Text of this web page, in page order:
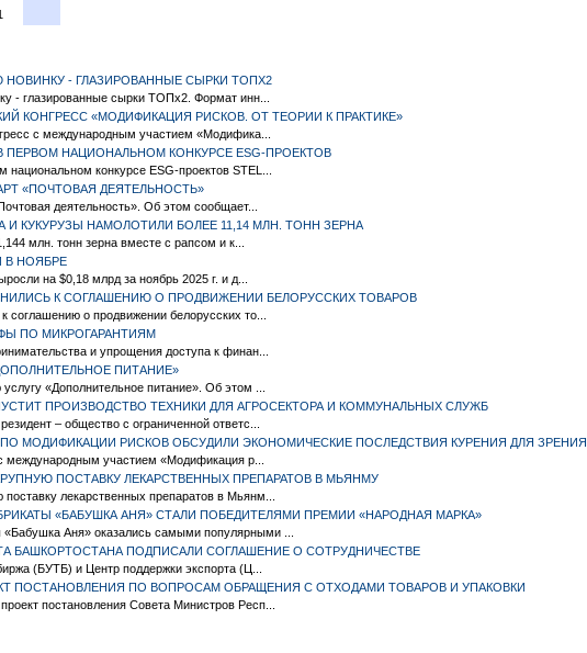
- ГЛАЗИРОВАННЫЕ СЫРКИ ТОПX2
- глазированные сырки ТОПx2. Формат инн...
КОНГРЕСС «МОДИФИКАЦИЯ РИСКОВ. ОТ ТЕОРИИ К ПРАКТИКЕ»
с международным участием «Модифика...
ПЕРВОМ НАЦИОНАЛЬНОМ КОНКУРСЕ ESG-ПРОЕКТОВ
конкурсе ESG-проектов STEL...
«ПОЧТОВАЯ ДЕЯТЕЛЬНОСТЬ»
деятельность». Об этом сообщает...
И КУКУРУЗЫ НАМОЛОТИЛИ БОЛЕЕ 11,14 МЛН. ТОНН ЗЕРНА
млн. тонн зерна вместе с рапсом и к...
В НОЯБРЕ
на $0,18 млрд за ноябрь 2025 г. и д...
К СОГЛАШЕНИЮ О ПРОДВИЖЕНИИ БЕЛОРУССКИХ ТОВАРОВ
соглашению о продвижении белорусских то...
ПО МИКРОГАРАНТИЯМ
и упрощения доступа к финан...
ПИТАНИЕ»
«Дополнительное питание». Об этом ...
ПРОИЗВОДСТВО ТЕХНИКИ ДЛЯ АГРОСЕКТОРА И КОММУНАЛЬНЫХ СЛУЖБ
– общество с ограниченной ответс...
МОДИФИКАЦИИ РИСКОВ ОБСУДИЛИ ЭКОНОМИЧЕСКИЕ ПОСЛЕДСТВИЯ КУРЕНИЯ ДЛЯ ЗРЕНИЯ
международным участием «Модификация р...
ПОСТАВКУ ЛЕКАРСТВЕННЫХ ПРЕПАРАТОВ В МЬЯНМУ
лекарственных препаратов в Мьянм...
«БАБУШКА АНЯ» СТАЛИ ПОБЕДИТЕЛЯМИ ПРЕМИИ «НАРОДНАЯ МАРКА»
Аня» оказались самыми популярными ...
БАШКОРТОСТАНА ПОДПИСАЛИ СОГЛАШЕНИЕ О СОТРУДНИЧЕСТВЕ
(БУТБ) и Центр поддержки экспорта (Ц...
ПОСТАНОВЛЕНИЯ ПО ВОПРОСАМ ОБРАЩЕНИЯ С ОТХОДАМИ ТОВАРОВ И УПАКОВКИ
постановления Совета Министров Респ...